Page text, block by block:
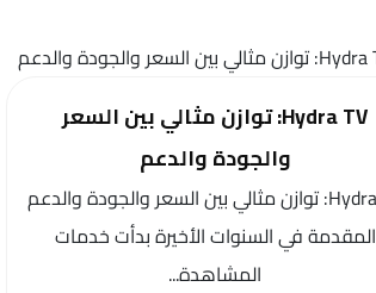
Hydra TV: توازن مثالي بين السعر
والجودة والدعم
Hydra TV: توازن مثالي بين السعر والجودة والدعم
المقدمة في السنوات الأخيرة بدأت خدمات
المشاهدة...